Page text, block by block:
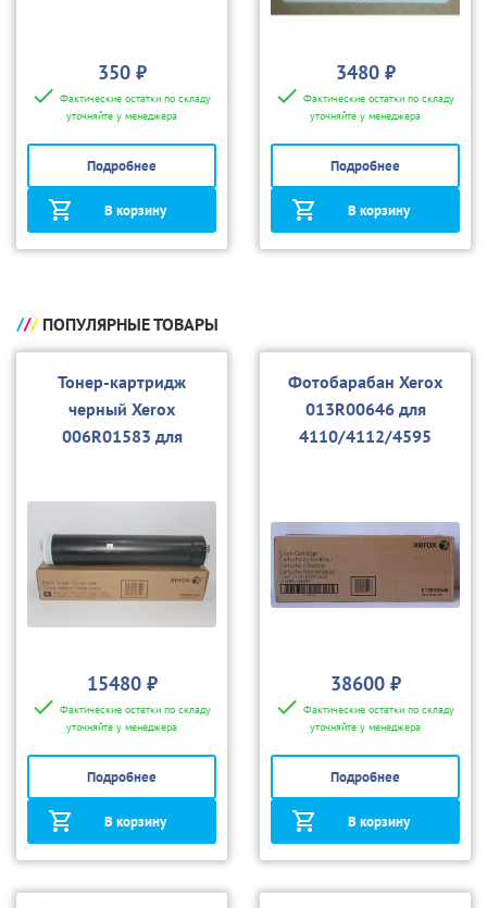
350 ₽
Фактические остатки по складу
уточняйте у менеджера
Подробнее
В корзину
3480 ₽
Фактические остатки по складу
уточняйте у менеджера
Подробнее
В корзину
ПОПУЛЯРНЫЕ ТОВАРЫ
Тонер-картридж
черный Xerox
006R01583 для
15480 ₽
Фактические остатки по складу
уточняйте у менеджера
Подробнее
В корзину
Фотобарабан Xerox
013R00646 для
4110/4112/4595
38600 ₽
Фактические остатки по складу
уточняйте у менеджера
Подробнее
В корзину